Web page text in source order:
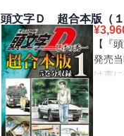
頭文字Ｄ 超合本版（１
¥
【『
発売
は車
ある